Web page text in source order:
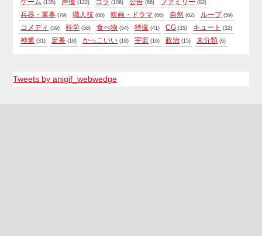
ゲーム (135) 声優 (122) コラ (106) 公告 (86) ファミリー (82)
兵器・軍事 (79) 職人技 (68) 映画・ドラマ (66) 自然 (62) ループ (59)
コメディ (59) 科学 (58) 食べ物 (54) 特撮 (41) CG (35) キュート (32)
神業 (31) 定番 (18) かっこいい (18) 宇宙 (16) 政治 (15) 未分類 (6)
Tweets by anigif_webwedge